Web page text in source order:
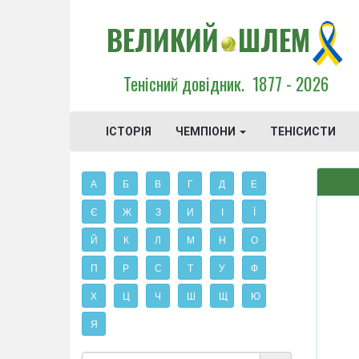
ВЕЛИКИЙ ШЛЕМ
Тенісний довідник. 1877 - 2026
ІСТОРІЯ ЧЕМПІОНИ ТЕНІСИСТИ
А Б В Г Д Е
Є Ж З И І Ї
Й К Л М Н О
П Р С Т У Ф
Х Ц Ч Ш Щ Ю
Я